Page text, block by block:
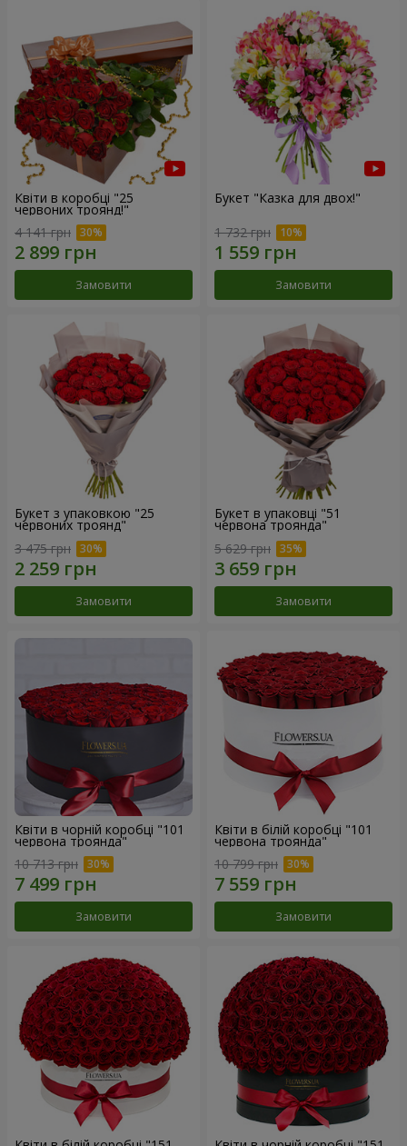
Квіти в коробці "25
червоних троянд!"
4 141 грн
Замовити
Букет "Казка для двох!"
1 732 грн
Замовити
Букет з упаковкою "25
червоних троянд"
3 475 грн
Замовити
Букет в упаковці "51
червона троянда"
5 629 грн
Замовити
Квіти в чорній коробці "101
червона троянда"
10 713 грн
Замовити
Квіти в білій коробці "101
червона троянда"
10 799 грн
Замовити